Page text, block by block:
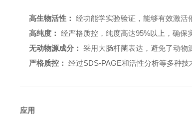
高生物活性： 经功能学实验验证，能够有效激活
高纯度： 经严格质控，纯度高达95%以上，确保
无动物源成分： 采用大肠杆菌表达，避免了动物
严格质控： 经过SDS-PAGE和活性分析等多种技
应用